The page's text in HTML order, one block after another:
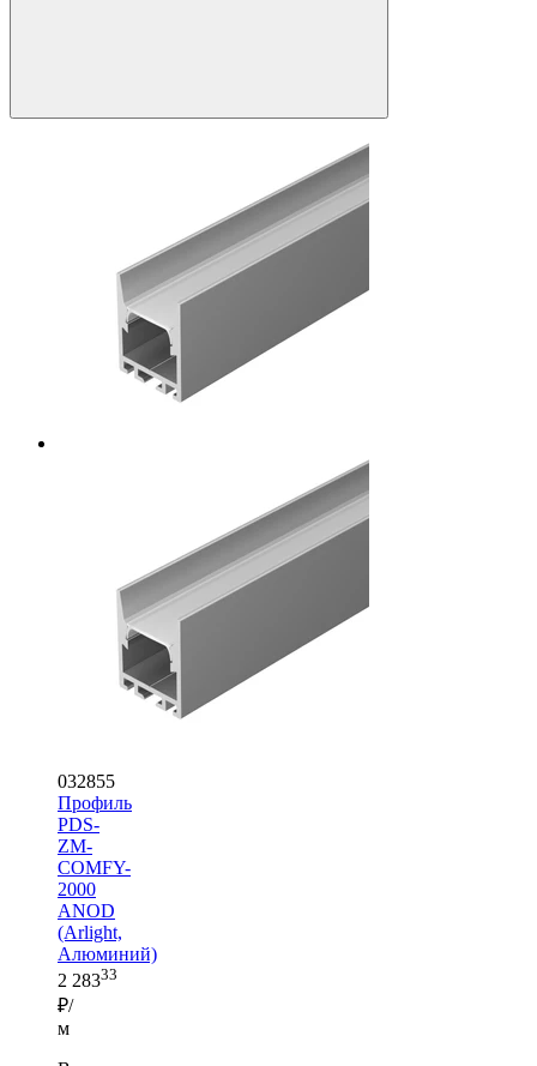
032855
Профиль
PDS-
ZM-
COMFY-
2000
ANOD
(Arlight,
Алюминий)
2 28333
₽/
м